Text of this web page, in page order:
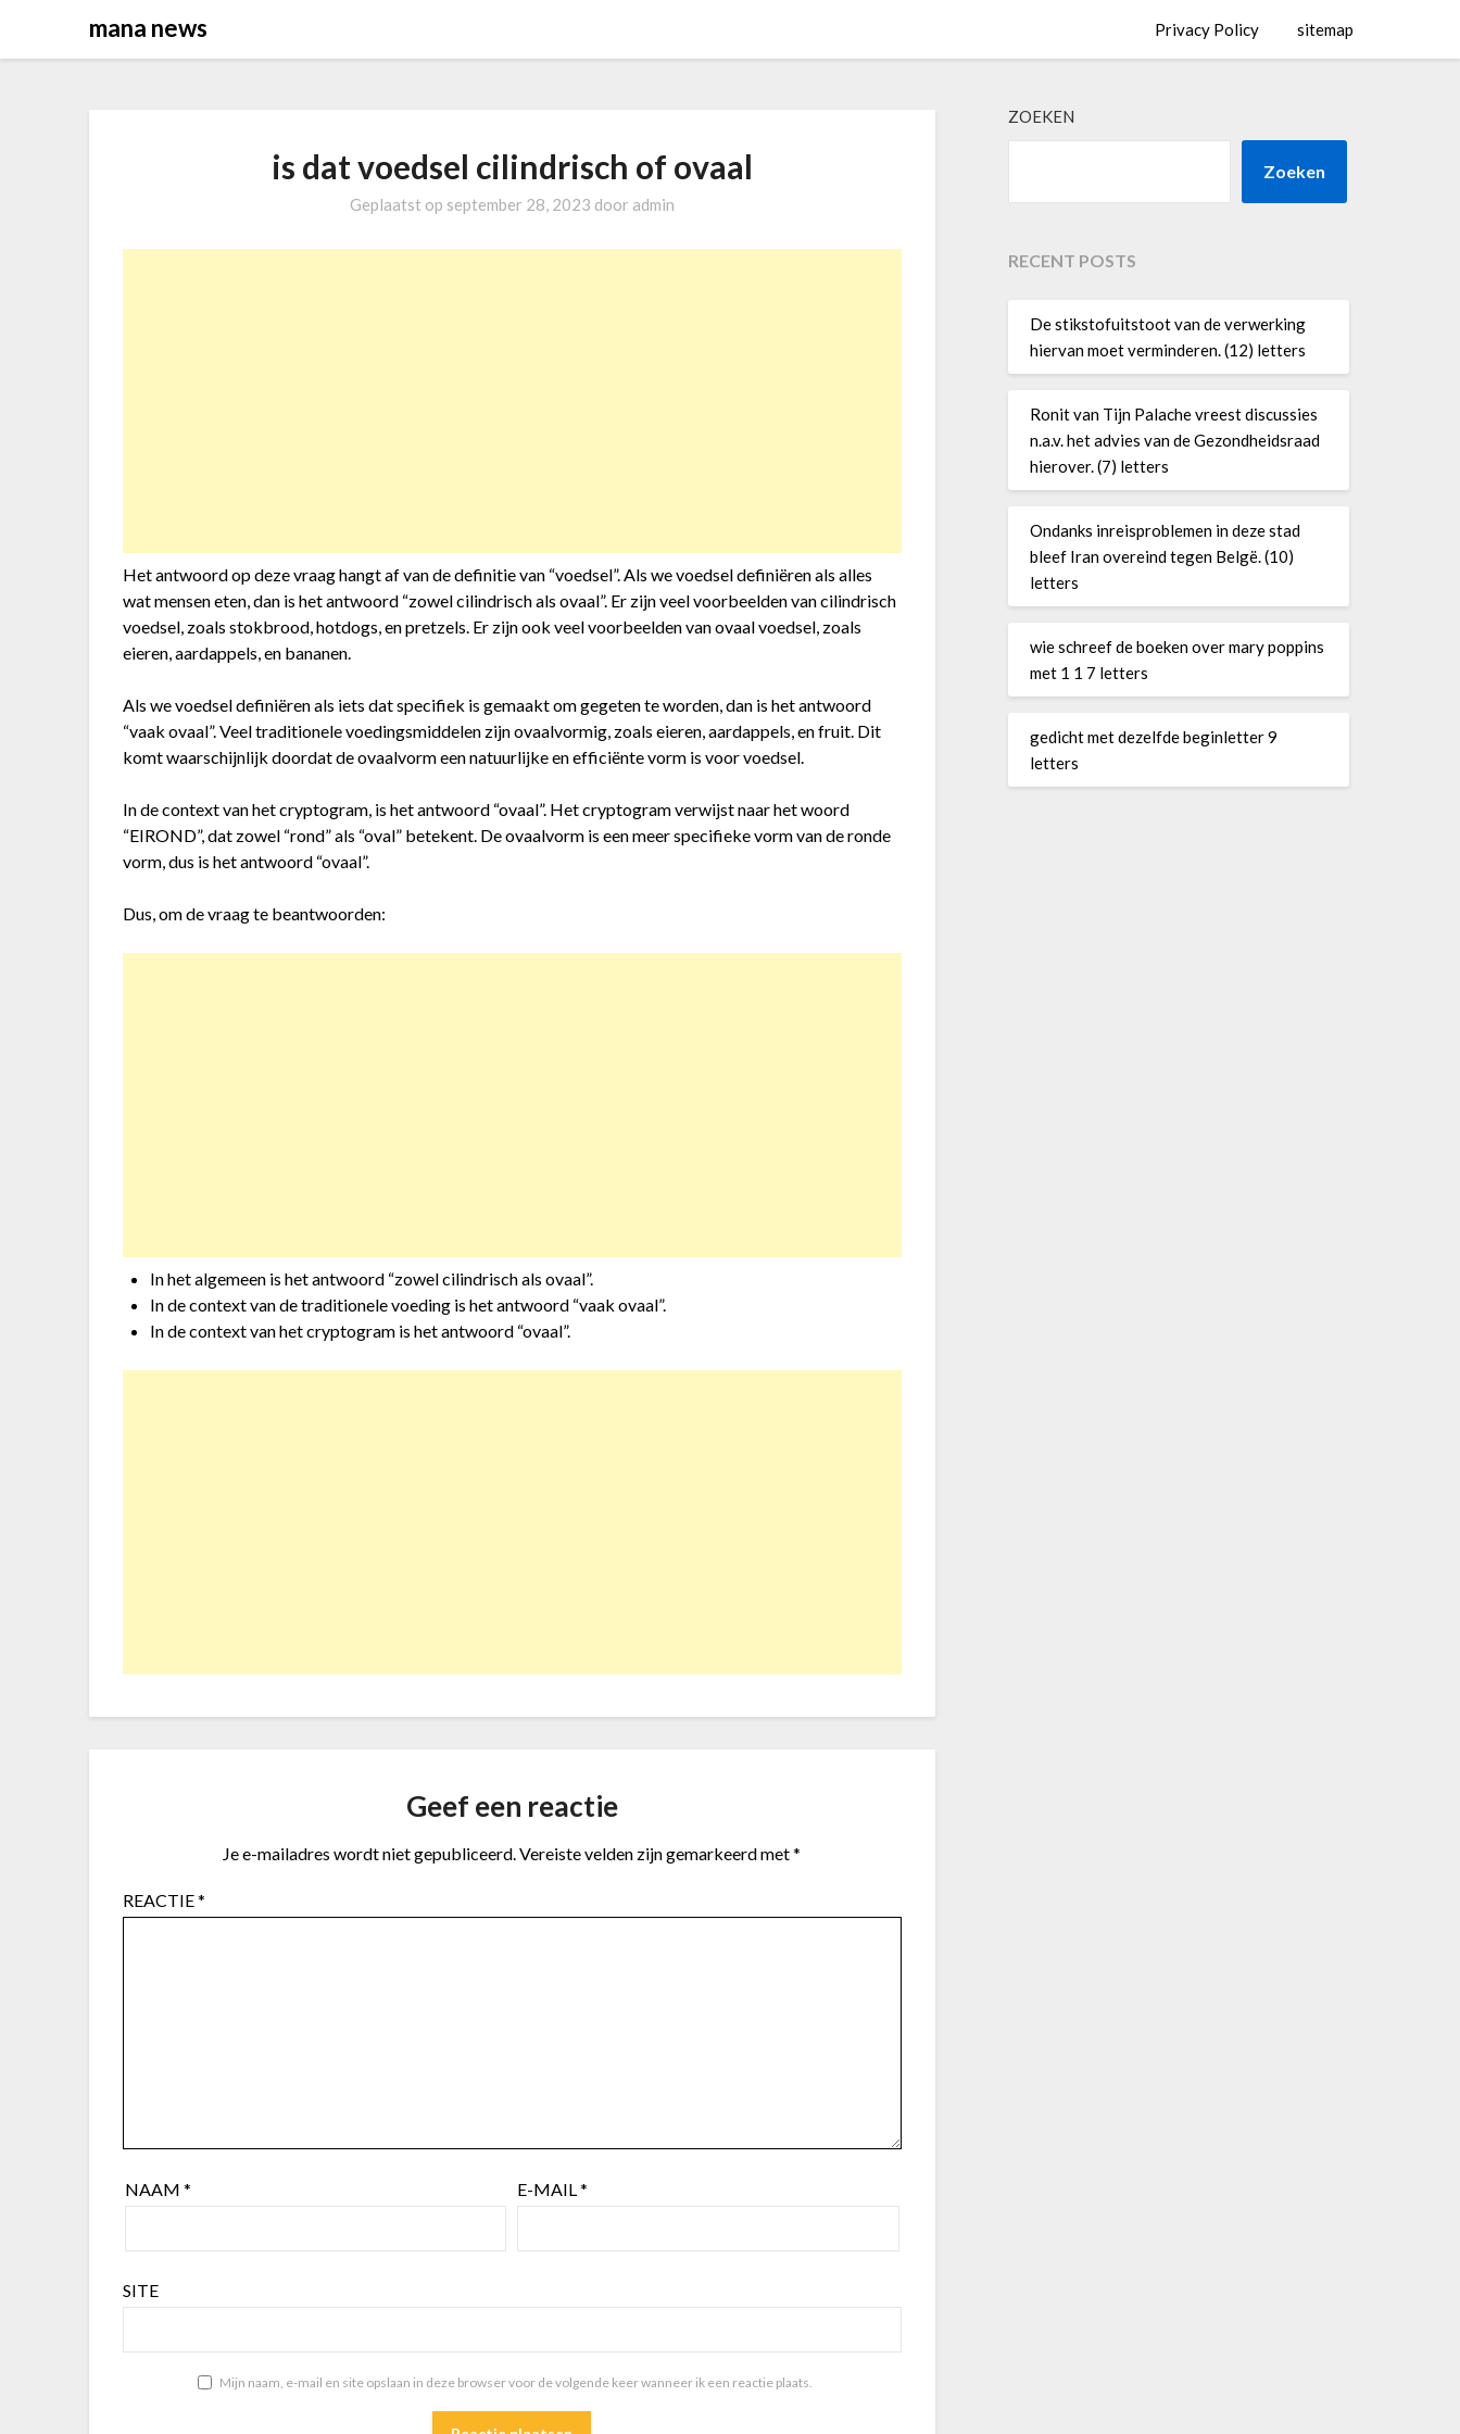
mana news Privacy Policy sitemap
is dat voedsel cilindrisch of ovaal
Geplaatst op september 28, 2023 door admin
Het antwoord op deze vraag hangt af van de definitie van “voedsel”. Als we voedsel definiëren als alles
wat mensen eten, dan is het antwoord “zowel cilindrisch als ovaal”. Er zijn veel voorbeelden van cilindrisch
voedsel, zoals stokbrood, hotdogs, en pretzels. Er zijn ook veel voorbeelden van ovaal voedsel, zoals
eieren, aardappels, en bananen.
Als we voedsel definiëren als iets dat specifiek is gemaakt om gegeten te worden, dan is het antwoord
“vaak ovaal”. Veel traditionele voedingsmiddelen zijn ovaalvormig, zoals eieren, aardappels, en fruit. Dit
komt waarschijnlijk doordat de ovaalvorm een natuurlijke en efficiënte vorm is voor voedsel.
In de context van het cryptogram, is het antwoord “ovaal”. Het cryptogram verwijst naar het woord
“EIROND”, dat zowel “rond” als “oval” betekent. De ovaalvorm is een meer specifieke vorm van de ronde
vorm, dus is het antwoord “ovaal”.
Dus, om de vraag te beantwoorden:
In het algemeen is het antwoord “zowel cilindrisch als ovaal”.
In de context van de traditionele voeding is het antwoord “vaak ovaal”.
In de context van het cryptogram is het antwoord “ovaal”.
Geef een reactie
Je e-mailadres wordt niet gepubliceerd.Vereiste velden zijn gemarkeerd met*
REACTIE*
NAAM* E-MAIL*
SITE
Mijn naam, e-mail en site opslaan in deze browser voor de volgende keer wanneer ik een reactie plaats.
ZOEKEN
Zoeken
RECENT POSTS
De stikstofuitstoot van de verwerking
hiervan moet verminderen. (12) letters
Ronit van Tijn Palache vreest discussies
n.a.v. het advies van de Gezondheidsraad
hierover. (7) letters
Ondanks inreisproblemen in deze stad
bleef Iran overeind tegen Belgë. (10)
letters
wie schreef de boeken over mary poppins
met 1 1 7 letters
gedicht met dezelfde beginletter 9
letters